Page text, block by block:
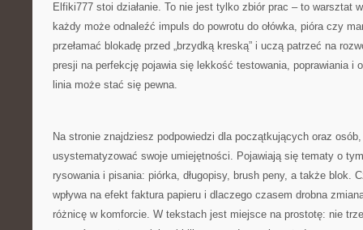
Elfiki777 stoi działanie. To nie jest tylko zbiór prac – to warsztat
każdy może odnaleźć impuls do powrotu do ołówka, pióra czy
przełamać blokadę przed „brzydką kreską” i uczą patrzeć na
presji na perfekcję pojawia się lekkość testowania, poprawiania i
linia może stać się pewna.
Na stronie znajdziesz podpowiedzi dla początkujących oraz
usystematyzować swoje umiejętności. Pojawiają się tematy o
rysowania i pisania: piórka, długopisy, brush peny, a także blok.
wpływa na efekt faktura papieru i dlaczego czasem drobna
różnicę w komforcie. W tekstach jest miejsce na prostotę: nie